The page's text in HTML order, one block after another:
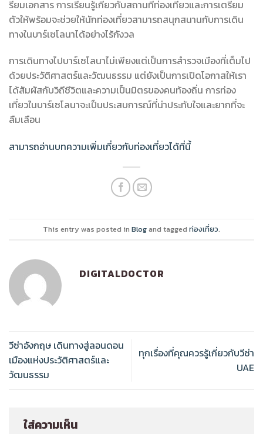
รียมเอกสาร การเรียนรู้เกี่ยวกับสถานที่ท่องเที่ยวและการเตรียม
ตัวให้พร้อมจะช่วยให้นักท่องเที่ยวสามารถสนุกสนานกับการเดิน
ทางในบาร์เซโลนาได้อย่างไร้กังวล
การเดินทางไปบาร์เซโลนาไม่เพียงแต่เป็นการสำรวจเมืองที่เต็มไป
ด้วยประวัติศาสตร์และวัฒนธรรม แต่ยังเป็นการเปิดโอกาสให้เรา
ได้สัมผัสกับวิถีชีวิตและความเป็นมิตรของคนท้องถิ่น การท่อง
เที่ยวในบาร์เซโลนาจะเป็นประสบการณ์ที่น่าประทับใจและยากที่จะ
ลืมเลือน
สามารถอ่านบทความเพิ่มเกี่ยวกับท่องเที่ยวได้ที่นี้
This entry was posted in Blogand tagged ท่องเที่ยว.
DIGITALDOCTOR
วีซ่าอังกฤษ เดินทางสู่ลอนดอน
เมืองแห่งประวัติศาสตร์และ
วัฒนธรรม
ทุกเรื่องที่คุณควรรู้เกี่ยวกับวีซ่า
UAE
ใส่ความเห็น